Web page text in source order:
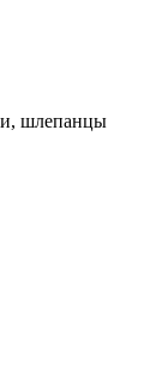
шлепанцы